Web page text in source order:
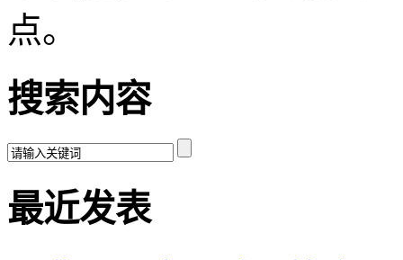
点。
搜索内容
最近发表